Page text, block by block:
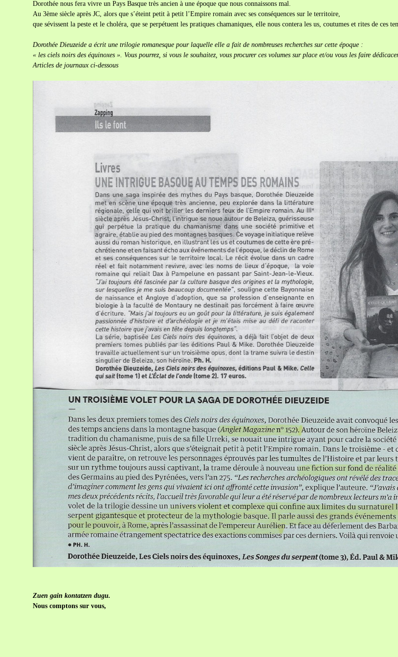
Dorothée nous fera vivre un Pays Basque très ancien à une époque que nous connaissons mal.
Au 3ème siècle après JC, alors que s’éteint petit à petit l’Empire romain avec ses conséquences sur le territoire,
que sévissent la peste et le choléra, que se perpétuent les pratiques chamaniques, elle nous contera les us, coutumes et rites de ces
Dorothée Dieuzeide a écrit une trilogie romanesque pour laquelle elle a fait de nombreuses recherches sur cette époque :
« les ciels noirs des équinoxes ». Vous pourrez, si vous le souhaitez, vous procurer ces volumes sur place et/ou vous les faire
Articles de journaux ci-dessous
Zuen gain kontatzen dugu.
Nous comptons sur vous,